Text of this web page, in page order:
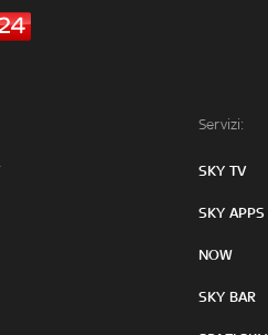
Servizi:
SKY TV
SKY APPS
NOW
SKY BAR